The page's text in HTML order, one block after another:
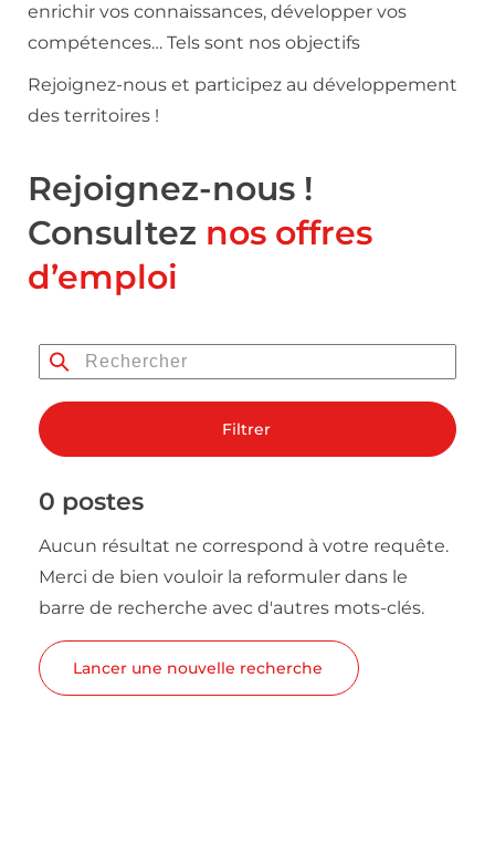
enrichir vos connaissances, développer vos
compétences… Tels sont nos objectifs
Rejoignez-nous et participez au développement
des territoires !
Rejoignez-nous !
Consultez nos offres
d’emploi
Filtrer
0 postes
Aucun résultat ne correspond à votre requête.
Merci de bien vouloir la reformuler dans le
barre de recherche avec d'autres mots-clés.
Lancer une nouvelle recherche